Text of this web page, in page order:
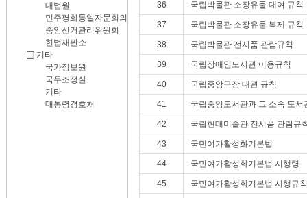
대법원
민주평화통일자문회의
중앙선거관리위원회
헌법재판소
기타
국가정보원
국무조정실
기타
대통령경호처
36 국립박물관 소장유물 대여 규칙
37 국립박물관 소장유물 복제 규칙
38 국립박물관 전시품 관람규칙
39 국립장애인도서관 이용규칙
40 국립중앙극장 대관 규칙
41 국립중앙도서관과 그 소속 도서
42 국립현대미술관 전시품 관람규
43 국민여가활성화기본법
44 국민여가활성화기본법 시행령
45 국민여가활성화기본법 시행규칙